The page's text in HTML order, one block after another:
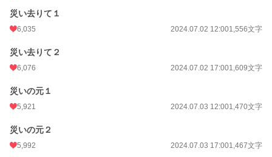
災い去りて１
6,035 2024.07.02 12:001,556文字
災い去りて２
6,076 2024.07.02 17:001,609文字
災いの元１
5,921 2024.07.03 12:001,470文字
災いの元２
5,992 2024.07.03 17:001,467文字